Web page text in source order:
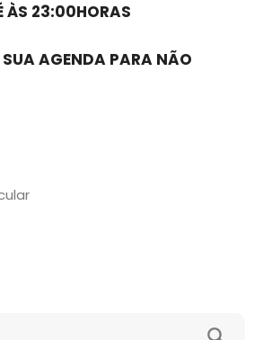
ÀS 23:00HORAS
AGENDA PARA NÃO